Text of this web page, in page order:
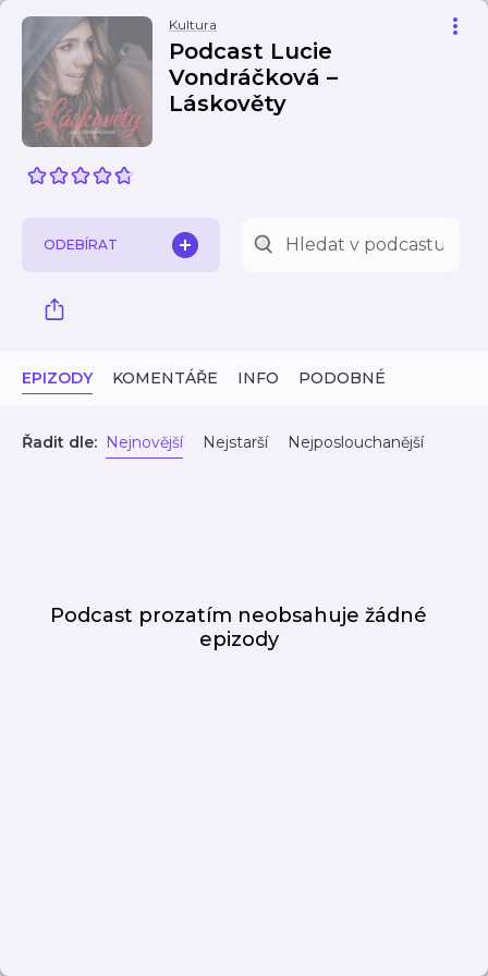
Kultura
Podcast Lucie
Vondráčková –
Láskověty
ODEBÍRAT
EPIZODY KOMENTÁŘE INFO PODOBNÉ
Řadit dle: Nejnovější Nejstarší Nejposlouchanější
Podcast prozatím neobsahuje žádné
epizody